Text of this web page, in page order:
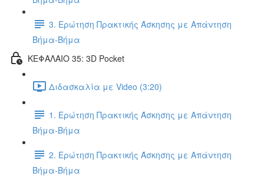
3. Ερώτηση Πρακτικής Άσκησης με Απάντηση
Βήμα-Βήμα
ΚΕΦΑΛΑΙΟ 35: 3D Pocket
Διδασκαλία με Video (3:20)
1. Ερώτηση Πρακτικής Άσκησης με Απάντηση
Βήμα-Βήμα
2. Ερώτηση Πρακτικής Άσκησης με Απάντηση
Βήμα-Βήμα